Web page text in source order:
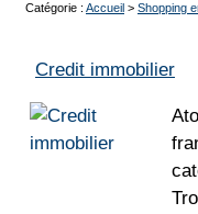
Catégorie : Accueil > Shopping
Credit immobilier